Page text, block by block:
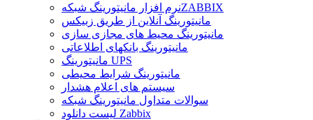
نرم افزار مانیتورینگ شبکهZABBIX
مانیتورینگ آنلاین از طریق زبیکس
مانیتورینگ محیط های مجازی سازی
مانیتورینگ بانکهای اطلاعاتی
مانیتورینگ UPS
مانیتورینگ شرایط محیطی
سیستم های اعلام هشدار
سوالات متداول مانیتورینگ شبکه
لیست دانلود Zabbix